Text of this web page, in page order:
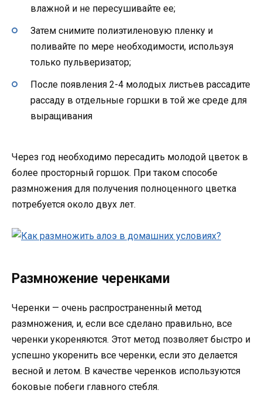
влажной и не пересушивайте ее;
Затем снимите полиэтиленовую пленку и
поливайте по мере необходимости, используя
только пульверизатор;
После появления 2-4 молодых листьев рассадите
рассаду в отдельные горшки в той же среде для
выращивания
Через год необходимо пересадить молодой цветок в
более просторный горшок. При таком способе
размножения для получения полноценного цветка
потребуется около двух лет.
Размножение черенками
Черенки — очень распространенный метод
размножения, и, если все сделано правильно, все
черенки укореняются. Этот метод позволяет быстро и
успешно укоренить все черенки, если это делается
весной и летом. В качестве черенков используются
боковые побеги главного стебля.